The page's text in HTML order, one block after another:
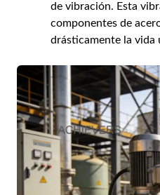
de vibración. Esta
componentes de
drásticamente la vida